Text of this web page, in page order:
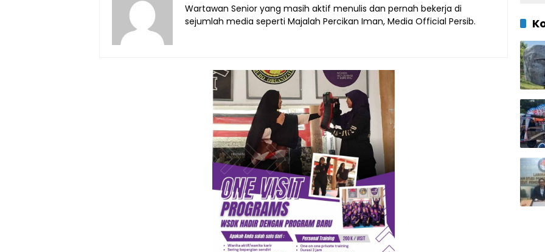
Wartawan Senior yang masih aktif menulis dan pernah bekerja di
sejumlah media seperti Majalah Percikan Iman, Media Official Persib.